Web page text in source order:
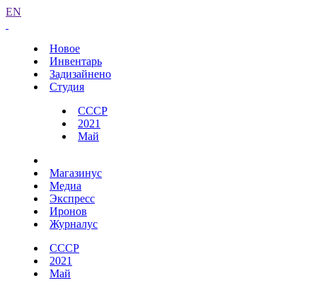
EN
Новое
Инвентарь
Задизайнено
Студия
СССР
2021
Май
Магазинус
Медиа
Экспресс
Иронов
Журналус
СССР
2021
Май